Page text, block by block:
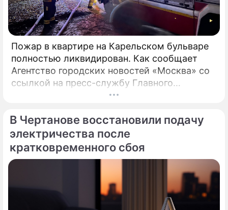
Пожар в квартире на Карельском бульваре
полностью ликвидирован. Как сообщает
Агентство городских новостей «Москва» со
ссылкой на пресс-службу Главного
управления МЧС России по столице,
В Чертанове восстановили подачу
электричества после
кратковременного сбоя